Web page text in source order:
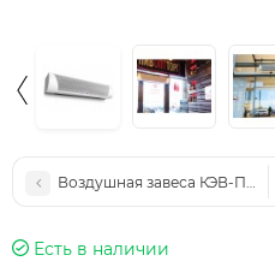
Воздушная завеса КЭВ-П2121A
Есть в наличии